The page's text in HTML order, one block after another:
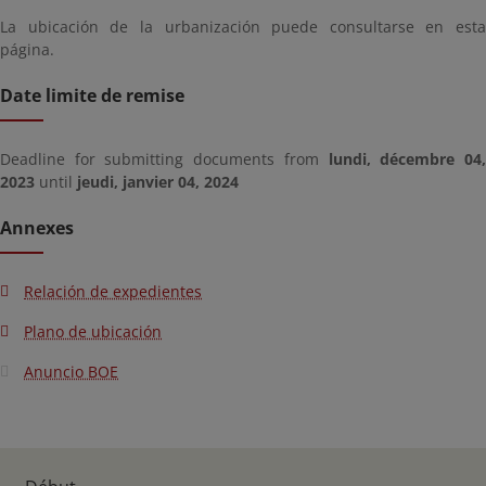
La ubicación de la urbanización puede consultarse en esta
página.
Date limite de remise
Deadline for submitting documents from lundi, décembre 04,
2023 until jeudi, janvier 04, 2024
Annexes
Relación de expedientes
Plano de ubicación
Anuncio BOE